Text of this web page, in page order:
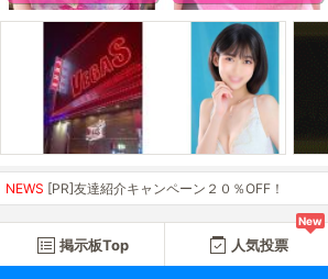
NEWS [PR]友達紹介キャンペーン２０％OFF！
掲示板Top
New
人気投票